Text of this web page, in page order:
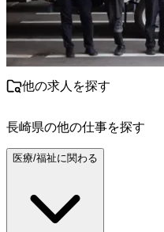
他の求人を探す
長崎県の他の仕事を探す
医療/福祉に関わる